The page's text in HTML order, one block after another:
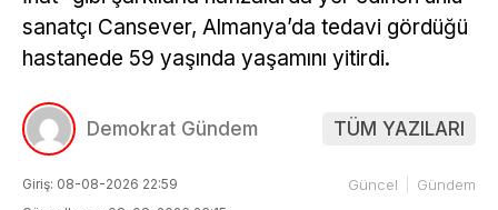
sanatçı Cansever, Almanya’da tedavi gördüğü
hastanede 59 yaşında yaşamını yitirdi.
Demokrat Gündem TÜM YAZILARI
Giriş: 08-08-2026 22:59
Güncel Gündem